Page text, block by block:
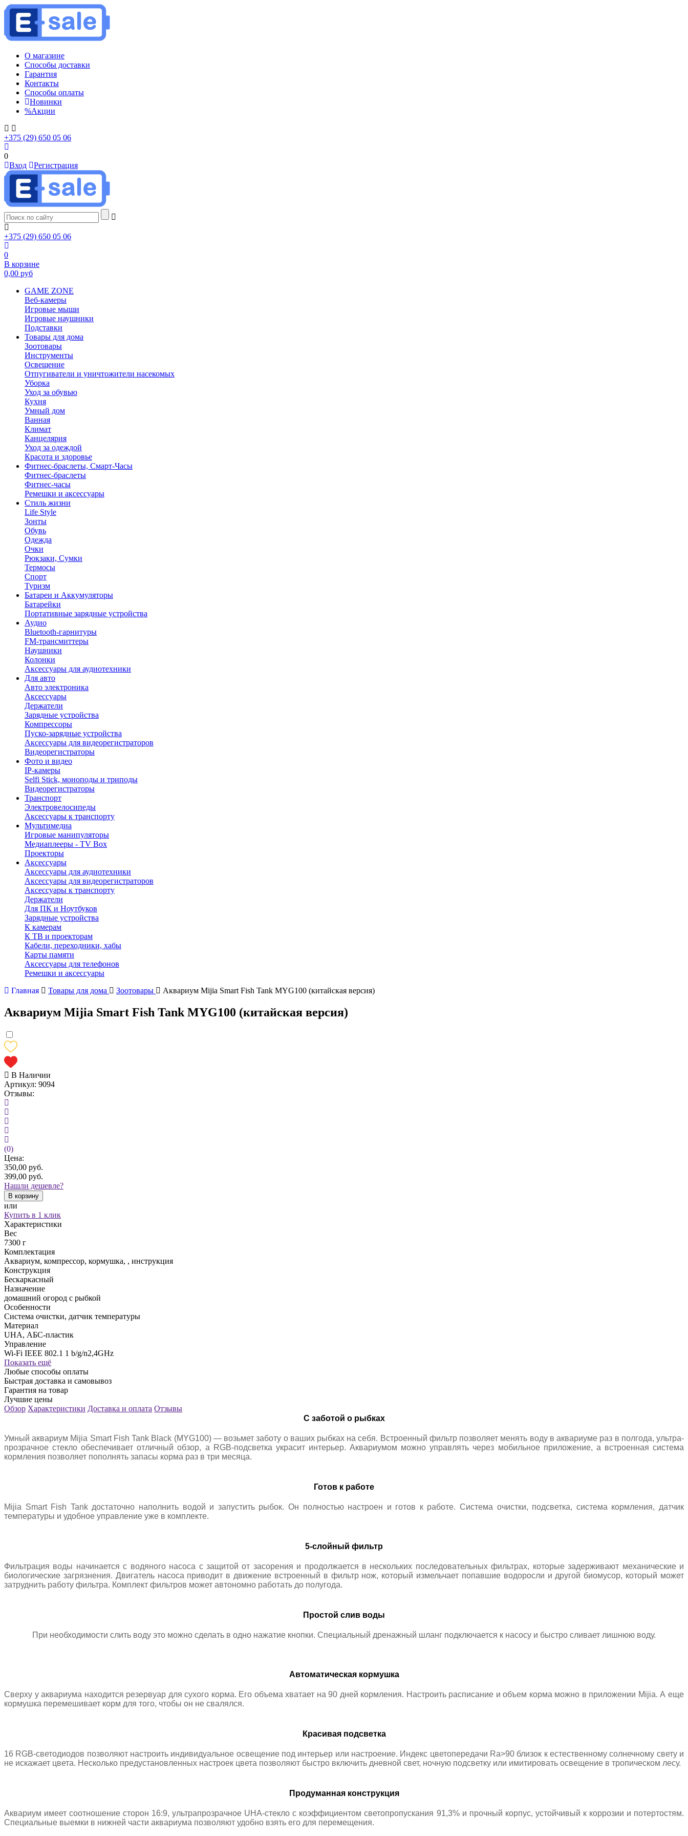
О магазине
Способы доставки
Гарантия
Контакты
Способы оплаты
Новинки
%Акции
+375 (29) 650 05 06
0
Вход
Регистрация
+375 (29) 650 05 06
0
В корзине
0,00 руб
GAME ZONE
Веб-камеры
Игровые мыши
Игровые наушники
Подставки
Товары для дома
Зоотовары
Инструменты
Освещение
Отпугиватели и уничтожители насекомых
Уборка
Уход за обувью
Кухня
Умный дом
Ванная
Климат
Канцелярия
Уход за одеждой
Красота и здоровье
Фитнес-браслеты, Смарт-Часы
Фитнес-браслеты
Фитнес-часы
Ремешки и аксессуары
Стиль жизни
Life Style
Зонты
Обувь
Одежда
Очки
Рюкзаки, Сумки
Термосы
Спорт
Туризм
Батареи и Аккумуляторы
Батарейки
Портативные зарядные устройства
Аудио
Bluetooth-гарнитуры
FM-трансмиттеры
Наушники
Колонки
Аксессуары для аудиотехники
Для авто
Авто электроника
Аксессуары
Держатели
Зарядные устройства
Компрессоры
Пуско-зарядные устройства
Аксессуары для видеорегистраторов
Видеорегистраторы
Фото и видео
IP-камеры
Selfi Stick, моноподы и триподы
Видеорегистраторы
Транспорт
Электровелосипеды
Аксессуары к транспорту
Мультимедиа
Игровые манипуляторы
Медиаплееры - TV Box
Проекторы
Аксессуары
Аксессуары для аудиотехники
Аксессуары для видеорегистраторов
Аксессуары к транспорту
Держатели
Для ПК и Ноутбуков
Зарядные устройства
К камерам
К ТВ и проекторам
Кабели, переходники, хабы
Карты памяти
Аксессуары для телефонов
Ремешки и аксессуары
Главная
Товары для дома Зоотовары Аквариум Mijia Smart Fish Tank MYG100 (китайская версия)
Аквариум Mijia Smart Fish Tank MYG100 (китайская версия)
В Наличии
Артикул: 9094
Отзывы:
(0)
Цена:
350,00 руб.
399,00 руб.
Нашли дешевле?
В корзину
или
Купить в 1 клик
Характеристики
Вес
7300 г
Комплектация
Аквариум, компрессор, кормушка, , инструкция
Конструкция
Бескаркасный
Назначение
домашний огород с рыбкой
Особенности
Система очистки, датчик температуры
Материал
UHA, АБС-пластик
Управление
Wi-Fi IEEE 802.1 1 b/g/n2,4GHz
Показать ещё
Любые способы оплаты
Быстрая доставка и самовывоз
Гарантия на товар
Лучшие цены
Обзор Характеристики Доставка и оплата Отзывы
С заботой о рыбках
Умный аквариум Mijia Smart Fish Tank Black (MYG100) — возьмет заботу о ваших рыбках на себя. Встроенный фильтр позволяет менять воду в аквариуме раз в полгода, ультра-
прозрачное стекло обеспечивает отличный обзор, а RGB-подсветка украсит интерьер. Аквариумом можно управлять через мобильное приложение, а встроенная система
кормления позволяет пополнять запасы корма раз в три месяца.
Готов к работе
Mijia Smart Fish Tank достаточно наполнить водой и запустить рыбок. Он полностью настроен и готов к работе. Система очистки, подсветка, система кормления, датчик
температуры и удобное управление уже в комплекте.
5-слойный фильтр
Фильтрация воды начинается с водяного насоса с защитой от засорения и продолжается в нескольких последовательных фильтрах, которые задерживают механические и
биологические загрязнения. Двигатель насоса приводит в движение встроенный в фильтр нож, который измельчает попавшие водоросли и другой биомусор, который может
затруднить работу фильтра. Комплект фильтров может автономно работать до полугода.
Простой слив воды
При необходимости слить воду это можно сделать в одно нажатие кнопки. Специальный дренажный шланг подключается к насосу и быстро сливает лишнюю воду.
Автоматическая кормушка
Сверху у аквариума находится резервуар для сухого корма. Его объема хватает на 90 дней кормления. Настроить расписание и объем корма можно в приложении Mijia. А еще
кормушка перемешивает корм для того, чтобы он не свалялся.
Красивая подсветка
16 RGB-светодиодов позволяют настроить индивидуальное освещение под интерьер или настроение. Индекс цветопередачи Ra>90 близок к естественному солнечному свету и
не искажает цвета. Несколько предустановленных настроек цвета позволяют быстро включить дневной свет, ночную подсветку или имитировать освещение в тропическом лесу.
Продуманная конструкция
Аквариум имеет соотношение сторон 16:9, ультрапрозрачное UHA-стекло с коэффициентом светопропускания 91,3% и прочный корпус, устойчивый к коррозии и потертостям.
Специальные выемки в нижней части аквариума позволяют удобно взять его для перемещения.